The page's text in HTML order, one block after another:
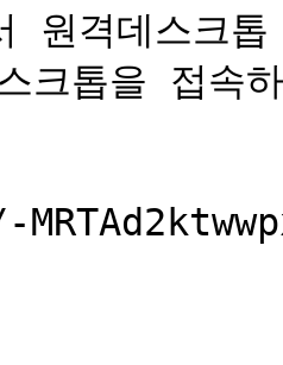
원격데스크
크톱을 접속